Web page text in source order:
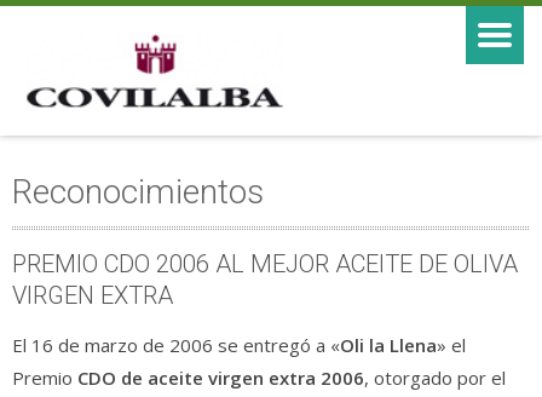
Reconocimientos
PREMIO CDO 2006 AL MEJOR ACEITE DE OLIVA
VIRGEN EXTRA
El 16 de marzo de 2006 se entregó a «Oli la Llena» el
Premio CDO de aceite virgen extra 2006, otorgado por el